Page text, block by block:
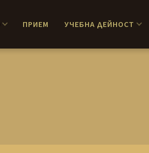
ПРИЕМ УЧЕБНА ДЕЙНОСТ